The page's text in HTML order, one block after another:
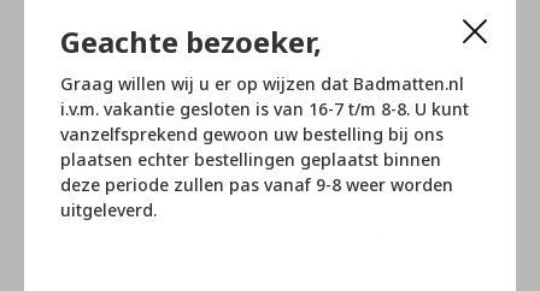
Geachte bezoeker,
Graag willen wij u er op wijzen dat Badmatten.nl
i.v.m. vakantie gesloten is van 16-7 t/m 8-8. U kunt
vanzelfsprekend gewoon uw bestelling bij ons
plaatsen echter bestellingen geplaatst binnen
deze periode zullen pas vanaf 9-8 weer worden
uitgeleverd.
Het Belgische merk Aquanova heeft een grote collectie
grote assortiment omslaat onder andere prachtige
handdoeken, badmatten, badjassen, wasmanden,
zeeppompjes, spiegels, toilet borstels en opbergdoosjes
behoren hiertoe. Alle artikelen zijn gemaakt van